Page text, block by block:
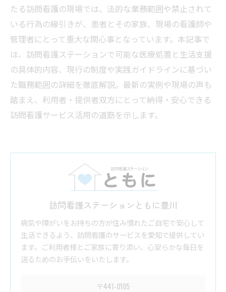
たる訪問看護の現場では、法的な業務範囲や禁止されて
いる行為の線引きが、患者とその家族、現場の看護師や
管理者にとって重大な関心事となっています。本記事で
は、訪問看護ステーションで可能な医療処置と生活支援
の具体的内容、現行の制度や実践ガイドラインに基づい
た職務範囲の詳細を徹底解説。最新の実例や現場の声も
踏まえ、利用者・提供者双方にとって納得・安心できる
訪問看護サービス活用の道筋を示します。
訪問看護ステーションともに豊川
病気や障がいをお持ちの方が住み慣れたご自宅で安心して
生活できるよう、訪問看護のサービスを愛知で提供してい
ます。ご利用者様とご家族に寄り添い、心安らかな毎日を
送るためのお手伝いをいたします。
〒441-0105